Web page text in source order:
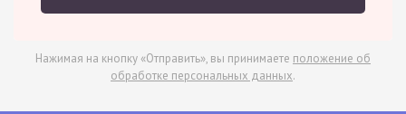
Нажимая на кнопку «Отправить», вы принимаете положение об
обработке персональных данных.